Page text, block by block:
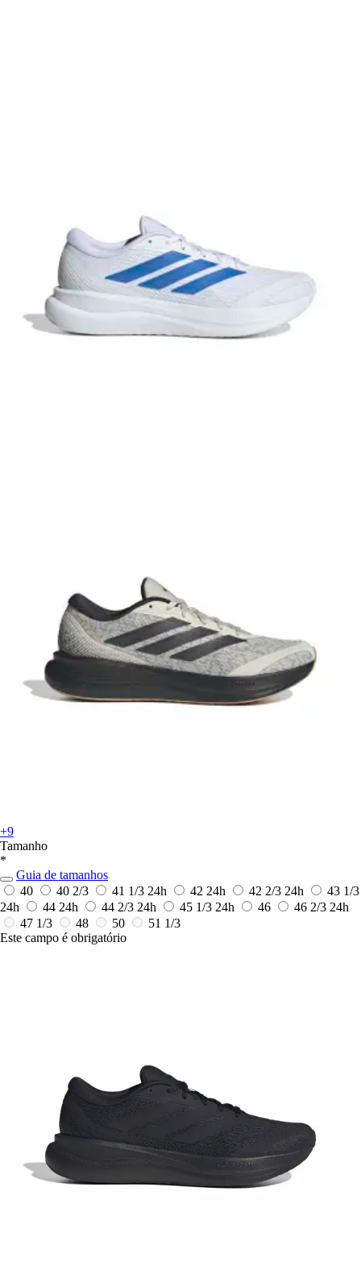
+9
Tamanho
*
Guia de tamanhos
40
40 2/3 41 1/3 24h 42 24h 42 2/3 24h
43 1/3
24h
44 24h 44 2/3 24h 45 1/3 24h 46 46 2/3 24h
47 1/3
48 50
51 1/3
Este campo é obrigatório